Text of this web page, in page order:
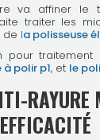
va affiner le
traiter les
de la polisseuse
pour traitement
polir p1, et le
RAYURE